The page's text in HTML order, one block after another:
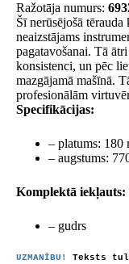
Ražotāja numurs:
Šī nerūsējošā
neaizstājams
pagatavošanai. Tā
konsistenci, un pēc
mazgājamā mašīnā.
profesionālām
Specifikācijas:
– platums: 180
– augstums:
Komplektā iekļauts:
– gudrs
UZMANĪBU! Teksts